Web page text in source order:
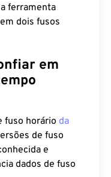
ferramenta
dois fusos
em
fuso horário da
de fuso
e
dados de fuso